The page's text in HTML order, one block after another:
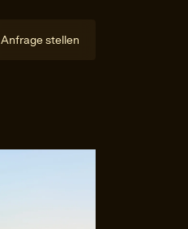
Anfrage stellen